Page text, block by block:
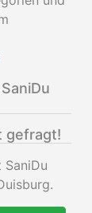
gefragt!